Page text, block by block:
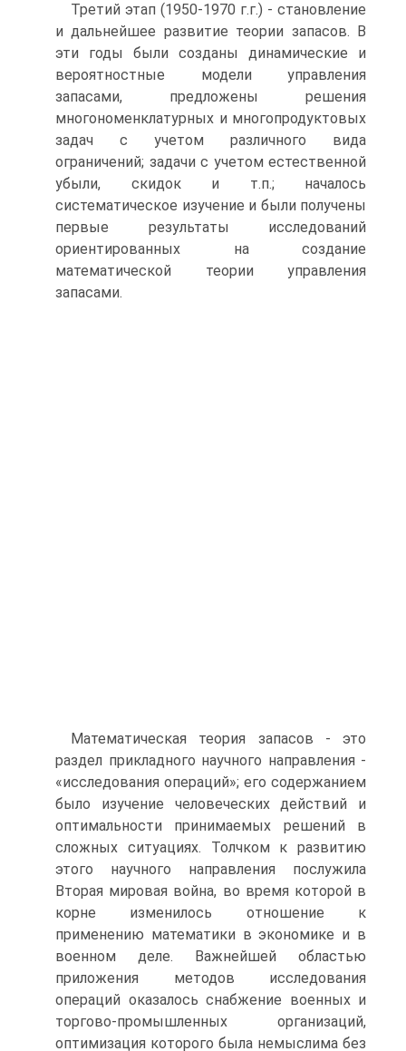
Третий этап (1950-1970 г.г.) - становление
и дальнейшее развитие теории запасов. В
эти годы были созданы динамические и
вероятностные модели управления
запасами, предложены решения
многономенклатурных и многопродуктовых
задач с учетом различного вида
ограничений; задачи с учетом естественной
убыли, скидок и т.п.; началось
систематическое изучение и были получены
первые результаты исследований
ориентированных на создание
математической теории управления
запасами.
Математическая теория запасов - это
раздел прикладного научного направления -
«исследования операций»; его содержанием
было изучение человеческих действий и
оптимальности принимаемых решений в
сложных ситуациях. Толчком к развитию
этого научного направления послужила
Вторая мировая война, во время которой в
корне изменилось отношение к
применению математики в экономике и в
военном деле. Важнейшей областью
приложения методов исследования
операций оказалось снабжение военных и
торгово-промышленных организаций,
оптимизация которого была немыслима без